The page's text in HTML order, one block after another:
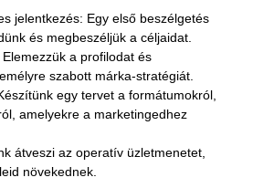
jelentkezés: Egy első beszélgetés
és megbeszéljük a céljaidat.
Elemezzük a profilodat és
szabott márka-stratégiát.
egy tervet a formátumokról,
amelyekre a marketingedhez
átveszi az operatív üzletmenetet,
növekednek.